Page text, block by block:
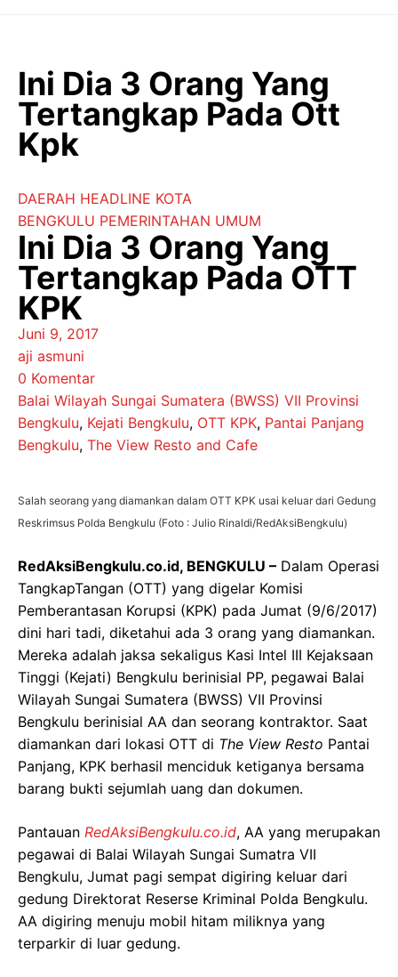
Ini Dia 3 Orang Yang
Tertangkap Pada Ott
Kpk
DAERAH HEADLINE KOTA
BENGKULU PEMERINTAHAN UMUM
Ini Dia 3 Orang Yang
Tertangkap Pada OTT
KPK
Juni 9, 2017
aji asmuni
0 Komentar
Balai Wilayah Sungai Sumatera (BWSS) VII Provinsi
Bengkulu, Kejati Bengkulu, OTT KPK, Pantai Panjang
Bengkulu, The View Resto and Cafe
Salah seorang yang diamankan dalam OTT KPK usai keluar dari Gedung
Reskrimsus Polda Bengkulu (Foto : Julio Rinaldi/RedAksiBengkulu)
RedAksiBengkulu.co.id, BENGKULU – Dalam Operasi
TangkapTangan (OTT) yang digelar Komisi
Pemberantasan Korupsi (KPK) pada Jumat (9/6/2017)
dini hari tadi, diketahui ada 3 orang yang diamankan.
Mereka adalah jaksa sekaligus Kasi Intel III Kejaksaan
Tinggi (Kejati) Bengkulu berinisial PP, pegawai Balai
Wilayah Sungai Sumatera (BWSS) VII Provinsi
Bengkulu berinisial AA dan seorang kontraktor. Saat
diamankan dari lokasi OTT di The View Resto Pantai
Panjang, KPK berhasil menciduk ketiganya bersama
barang bukti sejumlah uang dan dokumen.
Pantauan RedAksiBengkulu.co.id, AA yang merupakan
pegawai di Balai Wilayah Sungai Sumatra VII
Bengkulu, Jumat pagi sempat digiring keluar dari
gedung Direktorat Reserse Kriminal Polda Bengkulu.
AA digiring menuju mobil hitam miliknya yang
terparkir di luar gedung.